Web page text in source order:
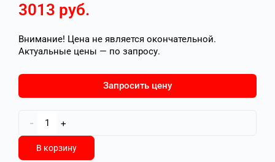
3013 руб.
Внимание! Цена не является окончательной.
Актуальные цены — по запросу.
Запросить цену
- +
В корзину